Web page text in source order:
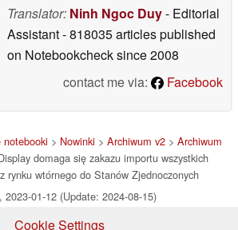
Translator: Ninh Ngoc Duy- Editorial
Assistant- 818035 articles published
on Notebookchecksince 2008
contact me via:
Facebook
> Nowinki > Archiwum v2 > Archiwum
domaga się zakazu importu wszystkich
rynku wtórnego do Stanów Zjednoczonych
2023-01-12 (Update: 2024-08-15)
Cookie Settings